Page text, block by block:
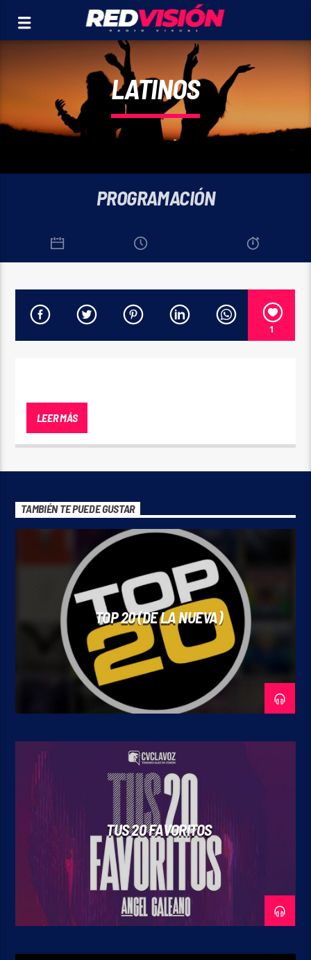
LATINOS
PROGRAMACIÓN
1
de la mejor música en español, “Hits” latinos y
canciones de estreno. Comenzá tu día
cambiando tu ambiente con lo mejor de la
LEER MÁS
TAMBIÉN TE PUEDE GUSTAR
TOP 20 (DE LA NUEVA)
TUS 20 FAVORITOS